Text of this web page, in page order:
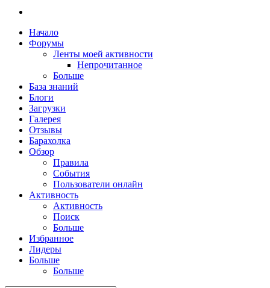
Начало
Форумы
Ленты моей активности
Непрочитанное
Больше
База знаний
Блоги
Загрузки
Галерея
Отзывы
Барахолка
Обзор
Правила
События
Пользователи онлайн
Активность
Активность
Поиск
Больше
Избранное
Лидеры
Больше
Больше